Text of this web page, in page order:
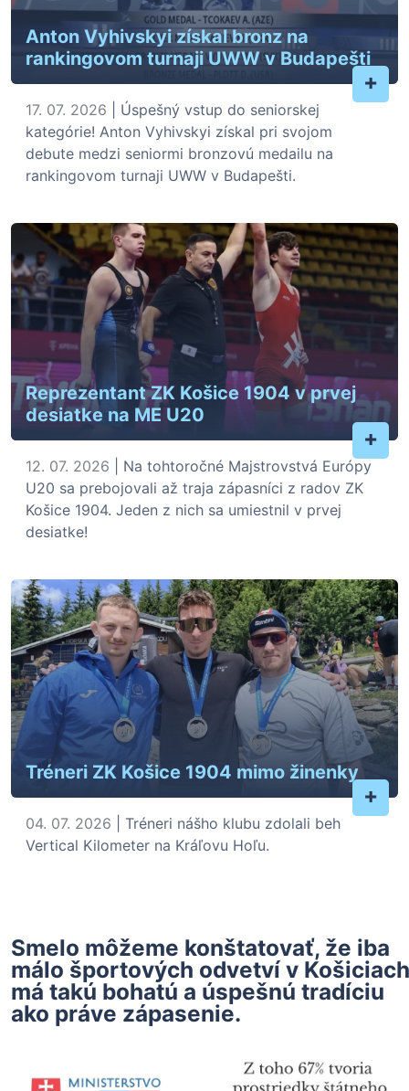
Anton Vyhivskyi získal bronz na
rankingovom turnaji UWW v Budapešti
+
17. 07. 2026 | Úspešný vstup do seniorskej
kategórie! Anton Vyhivskyi získal pri svojom
debute medzi seniormi bronzovú medailu na
rankingovom turnaji UWW v Budapešti.
Reprezentant ZK Košice 1904 v prvej
desiatke na ME U20
+
12. 07. 2026 | Na tohtoročné Majstrovstvá Európy
U20 sa prebojovali až traja zápasníci z radov ZK
Košice 1904. Jeden z nich sa umiestnil v prvej
desiatke!
Tréneri ZK Košice 1904 mimo žinenky
+
04. 07. 2026 | Tréneri nášho klubu zdolali beh
Vertical Kilometer na Kráľovu Hoľu.
Smelo môžeme konštatovať, že iba
málo športových odvetví v Košiciach
má takú bohatú a úspešnú tradíciu
ako práve zápasenie.